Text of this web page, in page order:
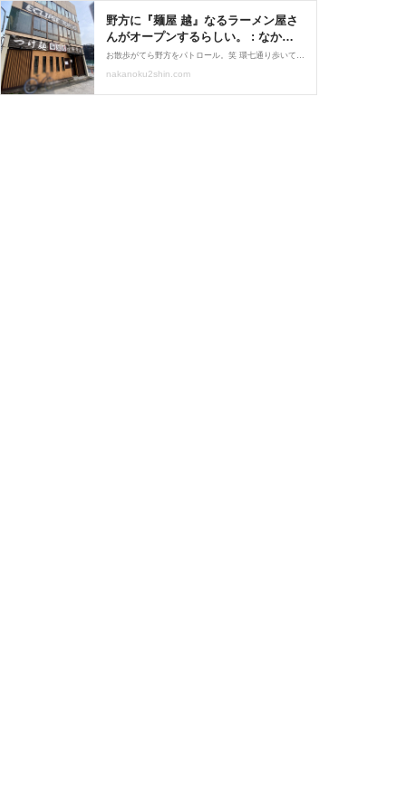
野方に『麺屋 越』なるラーメン屋さ
んがオープンするらしい。 : なかの
く通信 - 東京都中野区の地域情報サ
イト -
お散歩がてら野方をパトロール。笑 環七通り歩いてたら… 目立つ外観のビルに つけ麺と中華そばの看板が！ 新しいラーメン屋さん！？ さっそくチェック〜！！
nakanoku2shin.com